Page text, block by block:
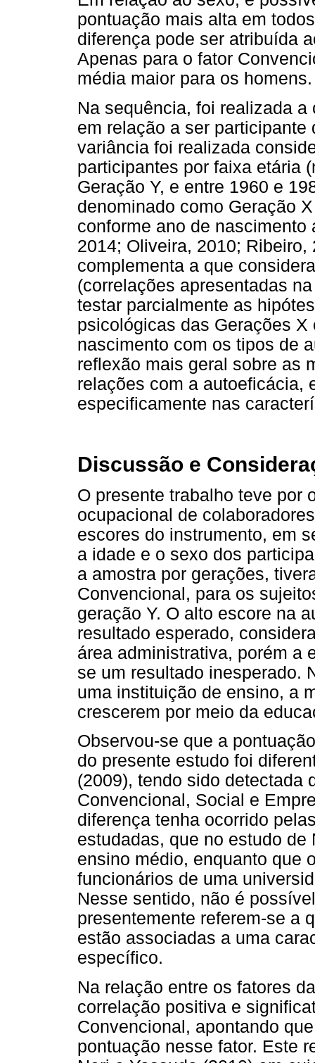
pontuação mais alta em
diferença pode ser atribuída
Apenas para o fator
média maior para os homens.
Na sequência, foi realizada
em relação a ser participante
variância foi realizada
participantes por faixa etária
Geração Y, e entre 1960 e
denominado como Geração
conforme ano de
2014; Oliveira, 2010;
complementa a que
(correlações apresentadas
testar parcialmente as
psicológicas das Gerações
nascimento com os tipos de
reflexão mais geral sobre as
relações com a autoeficácia,
especificamente nas
Discussão e
O presente trabalho teve por
ocupacional de
escores do instrumento, em
a idade e o sexo dos
a amostra por gerações,
Convencional, para os
geração Y. O alto escore na
resultado esperado,
área administrativa, porém a
se um resultado inesperado.
uma instituição de ensino, a
crescerem por meio da
Observou-se que a
do presente estudo foi
(2009), tendo sido detectada
Convencional, Social e
diferença tenha ocorrido
estudadas, que no estudo
ensino médio, enquanto que
funcionários de uma
Nesse sentido, não é
presentemente referem-se a
estão associadas a uma
específico.
Na relação entre os fatores
correlação positiva e
Convencional, apontando
pontuação nesse fator. Este